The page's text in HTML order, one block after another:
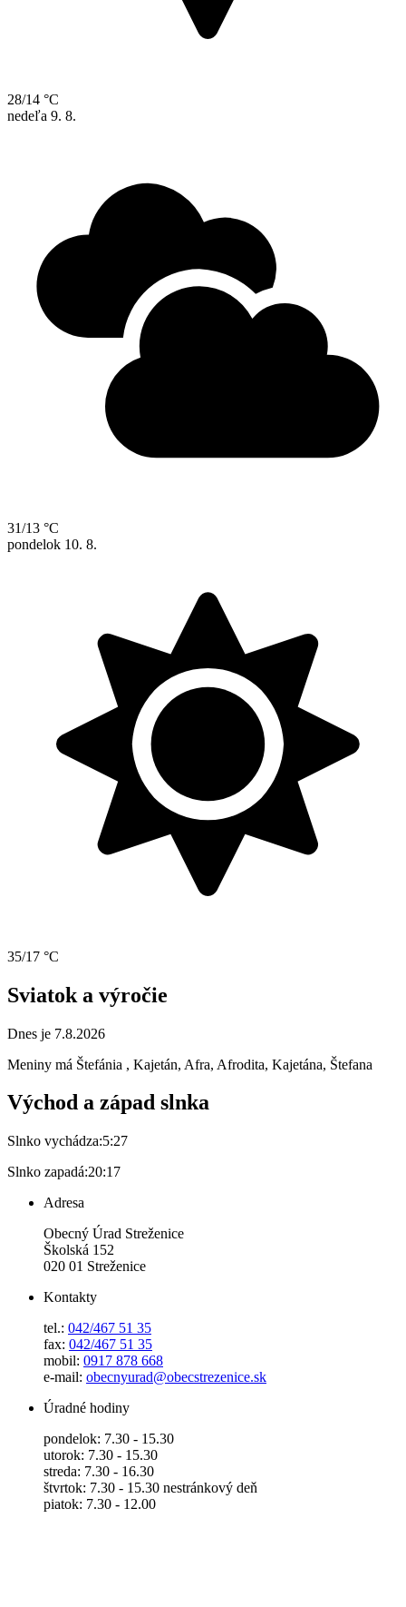
28/14 °C
nedeľa 9. 8.
31/13 °C
pondelok 10. 8.
35/17 °C
Sviatok a výročie
Dnes je 7.8.2026
Meniny má Štefánia , Kajetán, Afra, Afrodita, Kajetána, Štefana
Východ a západ slnka
Slnko vychádza:5:27
Slnko zapadá:20:17
Adresa
Obecný Úrad Streženice
Školská 152
020 01 Streženice
Kontakty
tel.: 042/467 51 35
fax: 042/467 51 35
mobil: 0917 878 668
e-mail: obecnyurad@obecstrezenice.sk
Úradné hodiny
pondelok: 7.30 - 15.30
utorok: 7.30 - 15.30
streda: 7.30 - 16.30
štvrtok: 7.30 - 15.30 nestránkový deň
piatok: 7.30 - 12.00